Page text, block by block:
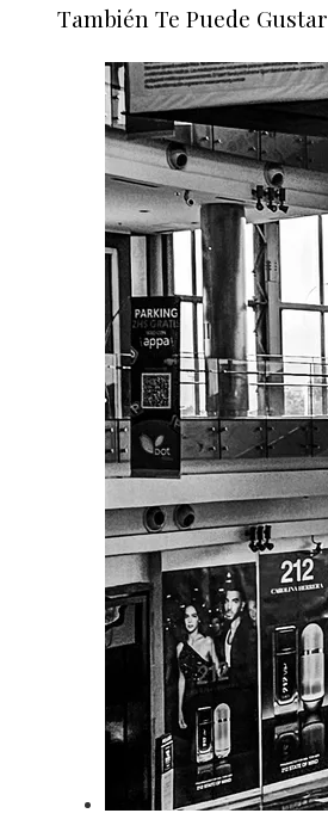
También Te Puede Gustar